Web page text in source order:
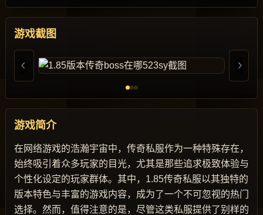
游戏截图
游戏简介
在网络游戏的浩瀚宇宙中，传奇私服作为一种特殊存在，
始终吸引着众多玩家的目光，尤其是那些追求极致体验与
个性化设定的玩家群体。其中，1.85传奇私服以其独特的
版本特色与丰富的游戏内容，成为了一个不可忽视的热门
选择。然而，值得注意的是，尽管这类私服提供了别样的